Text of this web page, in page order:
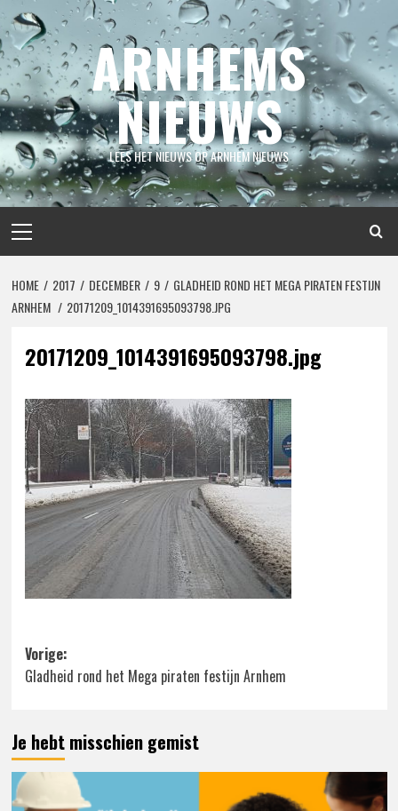
Spring
naar
inhoud
ARNHEMS
NIEUWS
LEES HET NIEUWS OP ARNHEM NIEUWS
menu
HOME 2017 DECEMBER 9
GLADHEID ROND HET MEGA PIRATEN FESTIJN
ARNHEM
20171209_1014391695093798.JPG
20171209_1014391695093798.jpg
Bericht
navigatie
Vorige:
Gladheid rond het Mega piraten festijn Arnhem
Je hebt misschien gemist